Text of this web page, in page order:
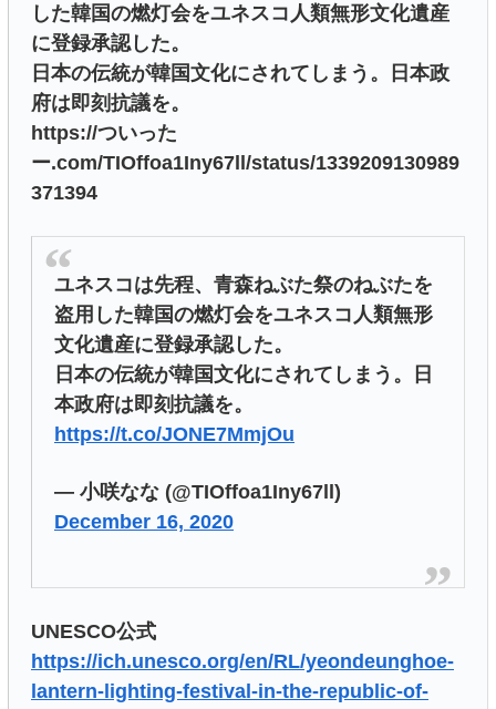
した韓国の燃灯会をユネスコ人類無形文化遺産
に登録承認した。
日本の伝統が韓国文化にされてしまう。日本政
府は即刻抗議を。
https://ついった
ー.com/TIOffoa1Iny67ll/status/1339209130989
371394
ユネスコは先程、青森ねぶた祭のねぶたを
盗用した韓国の燃灯会をユネスコ人類無形
文化遺産に登録承認した。
日本の伝統が韓国文化にされてしまう。日
本政府は即刻抗議を。
https://t.co/JONE7MmjOu
— 小咲なな (@TIOffoa1Iny67ll)
December 16, 2020
UNESCO公式
https://ich.unesco.org/en/RL/yeondeunghoe-
lantern-lighting-festival-in-the-republic-of-